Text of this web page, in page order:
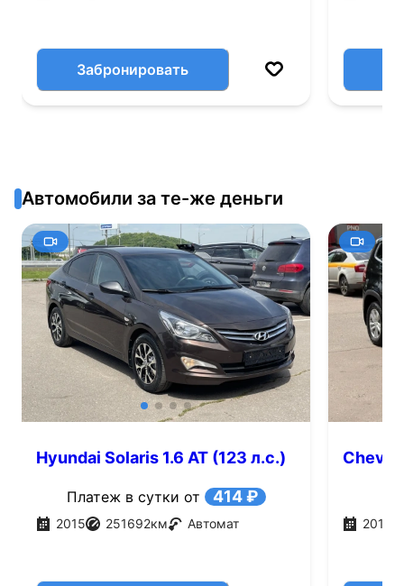
Забронировать
Автомобили за те-же деньги
Hyundai Solaris 1.6 AT (123 л.с.)
Платеж в сутки от 414 ₽
2015 251692км Автомат 2013